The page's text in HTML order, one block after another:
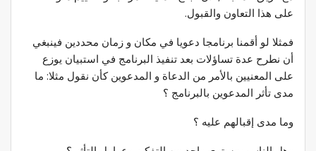
على هذا التعاون والقبول.
فمثلا لو أقمنا برنامجا دعويا في مكان و زمان محددين فينبغي
أن نطرح عدة تساؤلات بعد تنفيذ البرنامج في استبيان يوزع
على المعنيين بالأمر من الدعاة و المدعوين كأن نقول مثلا: ما
مدى تأثر المدعوين بالبرنامج ؟
وما مدى إقبالهم عليه ؟